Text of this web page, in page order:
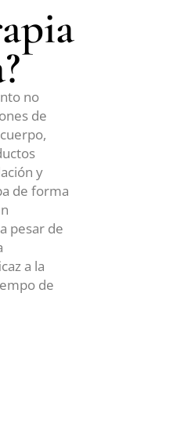
no
de
y
de forma
pesar de
a la
de